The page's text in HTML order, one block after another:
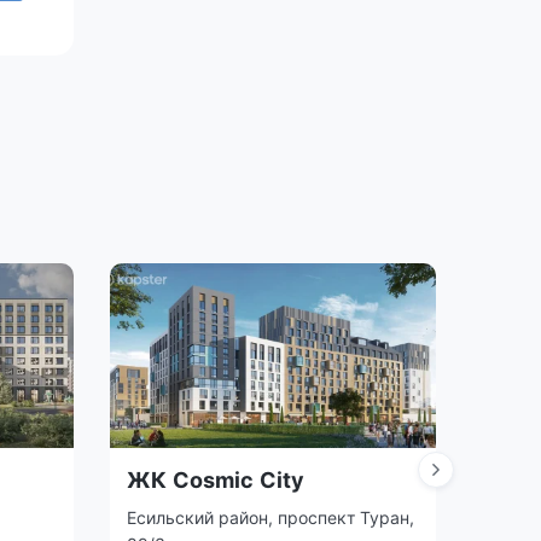
ЖК Cosmic City
Есильский район, проспект Туран,